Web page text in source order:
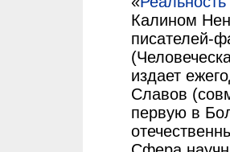
Калином
писателей-
издает
Славов
первую в